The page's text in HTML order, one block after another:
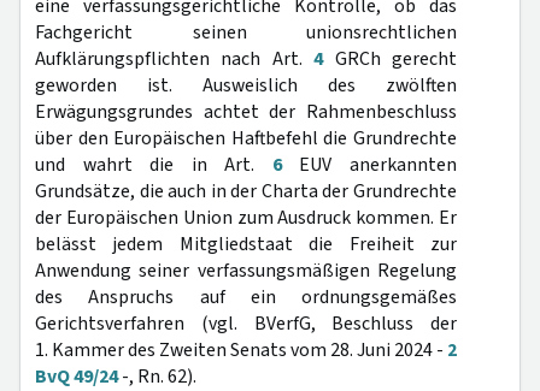
eine verfassungsgerichtliche Kontrolle, ob das
Fachgericht seinen unionsrechtlichen
Aufklärungspflichten nach Art.4GRCh gerecht
geworden ist. Ausweislich des zwölften
Erwägungsgrundes achtet der Rahmenbeschluss
über den Europäischen Haftbefehl die Grundrechte
und wahrt die in Art. 6EUV anerkannten
Grundsätze, die auch in der Charta der Grundrechte
der Europäischen Union zum Ausdruck kommen. Er
belässt jedem Mitgliedstaat die Freiheit zur
Anwendung seiner verfassungsmäßigen Regelung
des Anspruchs auf ein ordnungsgemäßes
Gerichtsverfahren (vgl. BVerfG, Beschluss der
1. Kammer des Zweiten Senats vom 28. Juni 2024 - 2
BvQ 49/24-, Rn. 62).